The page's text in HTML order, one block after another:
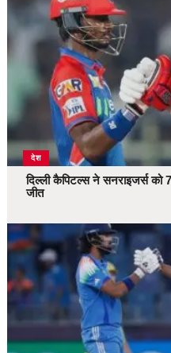
देश
दिल्ली कैपिटल्स ने सनराइजर्स को
जीत